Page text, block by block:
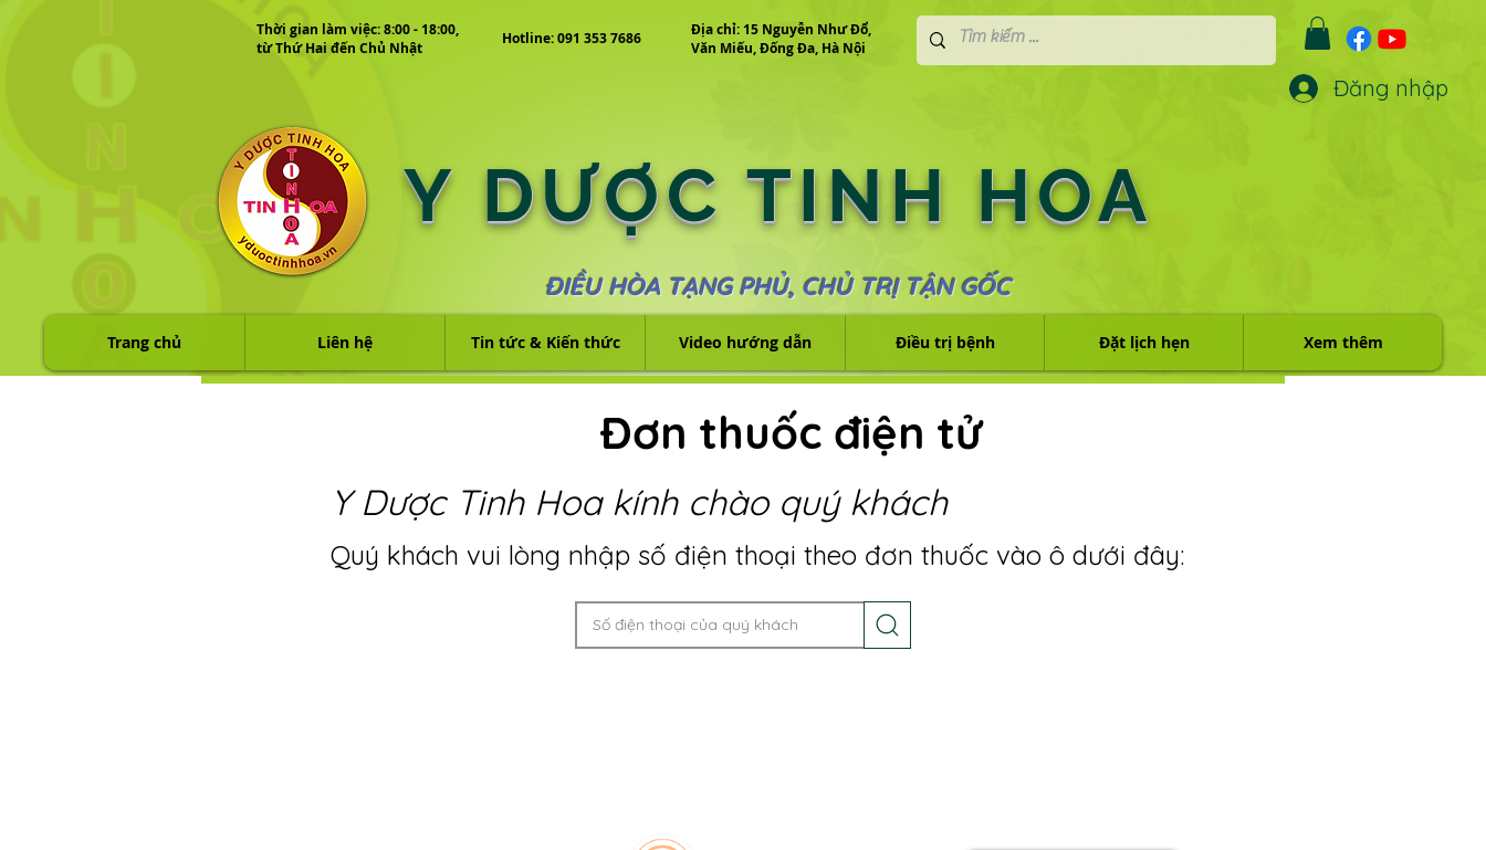
Đăng nhập
Thời gian làm việc: 8:00 - 18:00,
từ Thứ Hai đến Chủ Nhật
Hotline: 091 353 7686
Địa chỉ: 15 Nguyễn Như Đổ,
Văn Miếu, Đống Đa, Hà Nội
Y DƯỢC TINH HOA
ĐIỀU HÒA TẠNG PHỦ, CHỦ TRỊ TẬN GỐC
Trang chủ Liên hệ Tin tức & Kiến thức Video hướng dẫn Điều trị bệnh Đặt lịch hẹn Xem thêm
Đơn thuốc điện tử
Y Dược Tinh Hoa kính chào quý khách
Quý khách vui lòng nhập số điện thoại theo đơn thuốc vào ô dưới đây: